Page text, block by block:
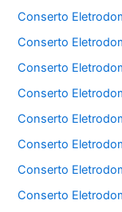
Conserto
Conserto
Conserto
Conserto
Conserto
Conserto
Conserto
Conserto